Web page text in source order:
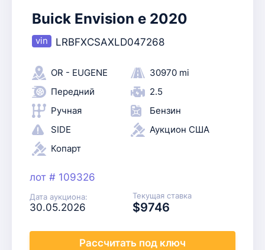
Buick Envision e 2020
LRBFXCSAXLD047268
OR - EUGENE
30970 mi
Передний
2.5
Ручная
Бензин
SIDE
Аукцион США
Копарт
лот # 109326
Дата аукциона:
30.05.2026
Текущая ставка
$9746
Рассчитать под ключ